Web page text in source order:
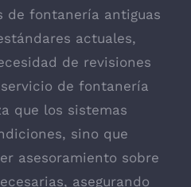
de fontanería antiguas
actuales,
de revisiones
de fontanería
que los sistemas
sino que
asesoramiento sobre
asegurando